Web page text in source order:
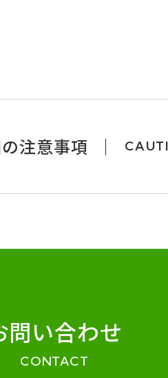
注意事項
問い合わせ
CONTACT